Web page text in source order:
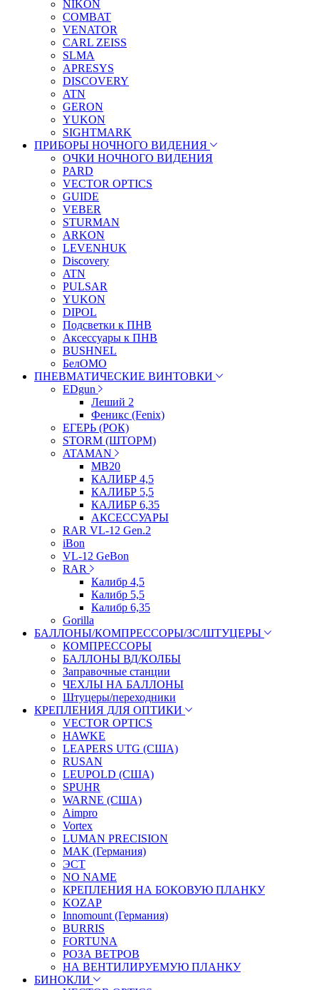
NIKON
COMBAT
VENATOR
CARL ZEISS
SLMA
APRESYS
DISCOVERY
ATN
GERON
YUKON
SIGHTMARK
ПРИБОРЫ НОЧНОГО ВИДЕНИЯ
ОЧКИ НОЧНОГО ВИДЕНИЯ
PARD
VECTOR OPTICS
GUIDE
VEBER
STURMAN
ARKON
LEVENHUK
Discovery
ATN
PULSAR
YUKON
DIPOL
Подсветки к ПНВ
Аксессуары к ПНВ
BUSHNEL
БелОМО
ПНЕВМАТИЧЕСКИЕ ВИНТОВКИ
EDgun
Леший 2
Феникс (Fenix)
ЕГЕРЬ (РОК)
STORM (ШТОРМ)
ATAMAN
МВ20
КАЛИБР 4,5
КАЛИБР 5,5
КАЛИБР 6,35
АКСЕССУАРЫ
RAR VL-12 Gen.2
iBon
VL-12 GeBon
RAR
Калибр 4,5
Калибр 5,5
Калибр 6,35
Gorilla
БАЛЛОНЫ/КОМПРЕССОРЫ/ЗС/ШТУЦЕРЫ
КОМПРЕССОРЫ
БАЛЛОНЫ ВД/КОЛБЫ
Заправочные станции
ЧЕХЛЫ НА БАЛЛОНЫ
Штуцеры/переходники
КРЕПЛЕНИЯ ДЛЯ ОПТИКИ
VECTOR OPTICS
HAWKE
LEAPERS UTG (США)
RUSAN
LEUPOLD (США)
SPUHR
WARNE (США)
Aimpro
Vortex
LUMAN PRECISION
MAK (Германия)
ЭСТ
NO NAME
КРЕПЛЕНИЯ НА БОКОВУЮ ПЛАНКУ
KOZAP
Innomount (Германия)
BURRIS
FORTUNA
РОЗА ВЕТРОВ
НА ВЕНТИЛИРУЕМУЮ ПЛАНКУ
БИНОКЛИ